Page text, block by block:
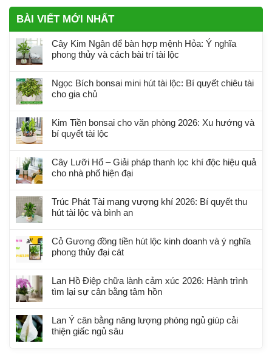
BÀI VIẾT MỚI NHẤT
Cây Kim Ngân để bàn hợp mệnh Hỏa: Ý nghĩa
phong thủy và cách bài trí tài lộc
Ngọc Bích bonsai mini hút tài lộc: Bí quyết chiêu tài
cho gia chủ
Kim Tiền bonsai cho văn phòng 2026: Xu hướng và
bí quyết tài lộc
Cây Lưỡi Hổ – Giải pháp thanh lọc khí độc hiệu quả
cho nhà phố hiện đại
Trúc Phát Tài mang vượng khí 2026: Bí quyết thu
hút tài lộc và bình an
Cỏ Gương đồng tiền hút lộc kinh doanh và ý nghĩa
phong thủy đại cát
Lan Hồ Điệp chữa lành cảm xúc 2026: Hành trình
tìm lại sự cân bằng tâm hồn
Lan Ý cân bằng năng lượng phòng ngủ giúp cải
thiện giấc ngủ sâu